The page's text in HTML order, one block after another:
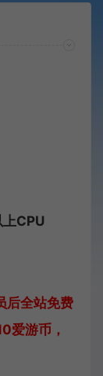
CPU
后全站免费
爱游币，